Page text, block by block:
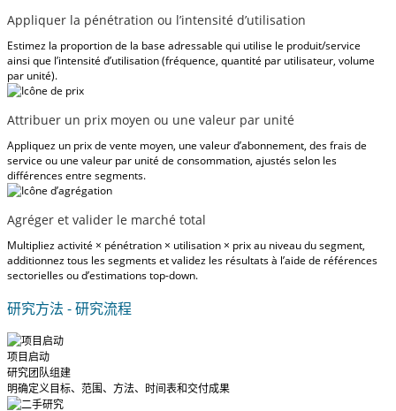
Appliquer la pénétration ou l’intensité d’utilisation
Estimez la proportion de la base adressable qui utilise le produit/service
ainsi que l’intensité d’utilisation (fréquence, quantité par utilisateur, volume
par unité).
Attribuer un prix moyen ou une valeur par unité
Appliquez un prix de vente moyen, une valeur d’abonnement, des frais de
service ou une valeur par unité de consommation, ajustés selon les
différences entre segments.
Agréger et valider le marché total
Multipliez activité × pénétration × utilisation × prix au niveau du segment,
additionnez tous les segments et validez les résultats à l’aide de références
sectorielles ou d’estimations top-down.
研究方法 - 研究流程
项目启动
研究团队组建
明确定义目标、范围、方法、时间表和交付成果